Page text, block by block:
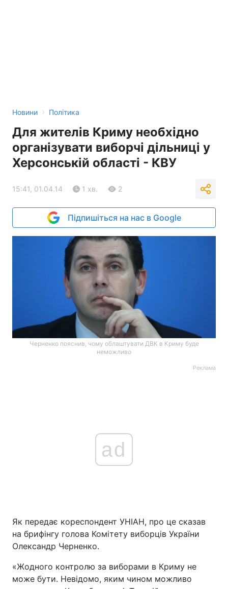
Новини › Політика
Для жителів Криму необхідно
організувати виборчі дільниці у
Херсонській області - КВУ
15:41, 01.04.14 1 хв. 2
Підпишіться на нас в Google
Черненко пояснив, чому облаштувати ДВК в Криму буде
неможливо
Реклама
ad
Як передає кореспондент УНІАН, про це сказав
на брифінгу голова Комітету виборців України
Олександр Черненко.
«Жодного контролю за виборами в Криму не
може бути. Невідомо, яким чином можливо